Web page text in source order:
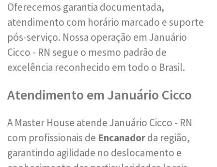
Oferecemos garantia documentada,
atendimento com horário marcado e suporte
pós-serviço. Nossa operação em Januário
Cicco - RN segue o mesmo padrão de
excelência reconhecido em todo o Brasil.
Atendimento em Januário Cicco
A Master House atende Januário Cicco - RN
com profissionais de Encanadorda região,
garantindo agilidade no deslocamento e